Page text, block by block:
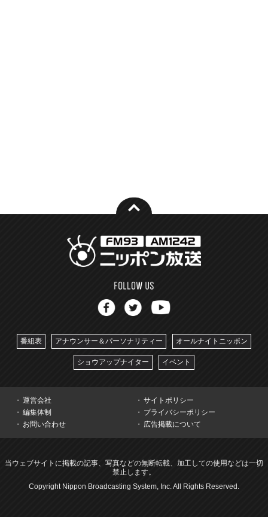
番組表 アナウンサー＆パーソナリティー オールナイトニッポン
ショウアップナイター イベント
運営会社
サイトポリシー
編集体制
プライバシーポリシー
お問い合わせ
広告掲載について
当ウェブサイトに掲載の記事、写真などの無断転載、加工しての使用などは一切
禁止します。
Copyright Nippon Broadcasting System, Inc. All Rights Reserved.